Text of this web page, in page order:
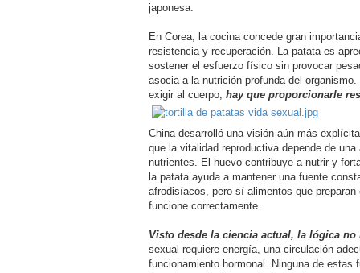
japonesa.
En Corea, la cocina concede gran
resistencia y recuperación. La patata es
sostener el esfuerzo físico sin provocar
asocia a la nutrición profunda del
exigir al cuerpo, hay que proporcionarle
China desarrolló una visión aún más
que la vitalidad reproductiva depende de
nutrientes. El huevo contribuye a nutrir y
la patata ayuda a mantener una fuente
afrodisíacos, pero sí alimentos que preparan
funcione correctamente.
Visto desde la ciencia actual, la lógica no
sexual requiere energía, una circulación
funcionamiento hormonal. Ninguna de estas